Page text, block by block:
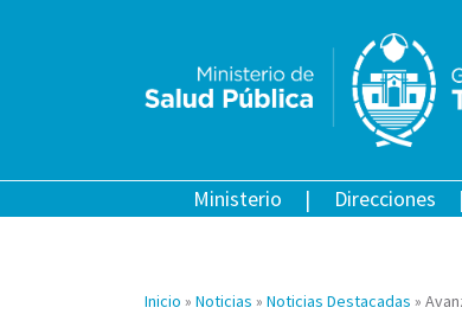
Ministerio Direcciones
Inicio » Noticias » Noticias Destacadas »